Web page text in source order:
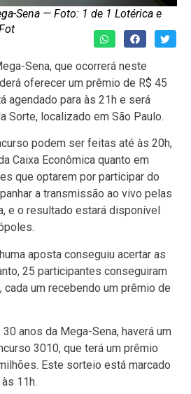
Sena — Foto: 1 de 1 Lotérica e
Sena, que ocorrerá neste
oferecer um prêmio de R$ 45
agendado para às 21h e será
Sorte, localizado em São Paulo.
podem ser feitas até às 20h,
Caixa Econômica quanto em
que optarem por participar do
a transmissão ao vivo pelas
e o resultado estará disponível
aposta conseguiu acertar as
25 participantes conseguiram
cada um recebendo um prêmio de
anos da Mega-Sena, haverá um
3010, que terá um prêmio
Este sorteio está marcado
11h.